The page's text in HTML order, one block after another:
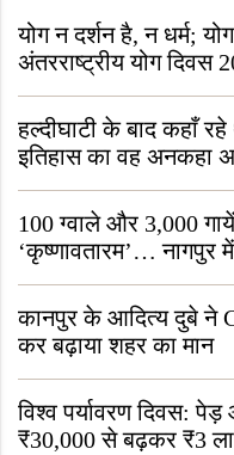
योग न दर्शन है, न धर्म;
अंतरराष्ट्रीय योग दिवस
हल्दीघाटी के बाद कहाँ
इतिहास का वह अनकहा
जीवित है
100 ग्वाले और 3,000
‘कृष्णावतारम’… नागपुर
“ऐसा तो सिर्फ़ कृष्ण ही
कानपुर के आदित्य दुबे ने
कर बढ़ाया शहर का मान
विश्व पर्यावरण दिवस:
₹30,000 से बढ़कर ₹3